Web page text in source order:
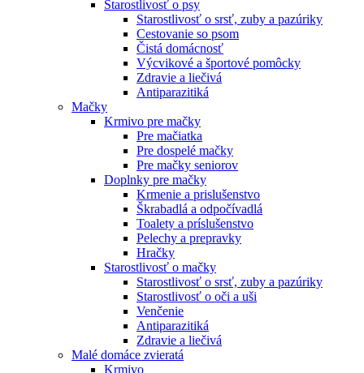
Starostlivosť o psy
Starostlivosť o srsť, zuby a pazúriky
Cestovanie so psom
Čistá domácnosť
Výcvikové a športové pomôcky
Zdravie a liečivá
Antiparazitiká
Mačky
Krmivo pre mačky
Pre mačiatka
Pre dospelé mačky
Pre mačky seniorov
Doplnky pre mačky
Krmenie a prislušenstvo
Škrabadlá a odpočívadlá
Toalety а príslušenstvo
Pelechy a prepravky
Hračky
Starostlivosť o mačky
Starostlivosť o srsť, zuby a pazúriky
Starostlivosť o oči a uši
Venčenie
Antiparazitiká
Zdravie a liečivá
Malé domáce zvieratá
Krmivo